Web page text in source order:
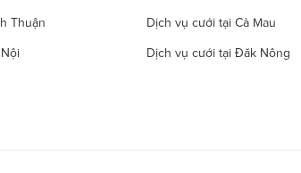
Thuận Dịch vụ cưới tại Cà Mau
Dịch vụ cưới tại Đăk Nông